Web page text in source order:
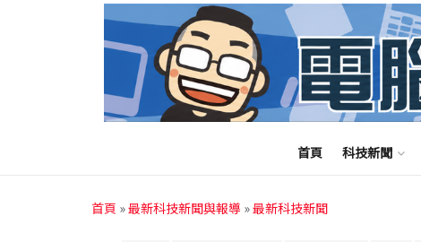
首頁 科技新聞
首頁 »最新科技新聞與報導 »最新科技新聞